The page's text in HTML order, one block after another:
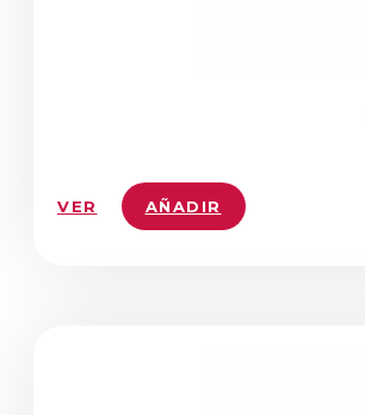
VER AÑADIR